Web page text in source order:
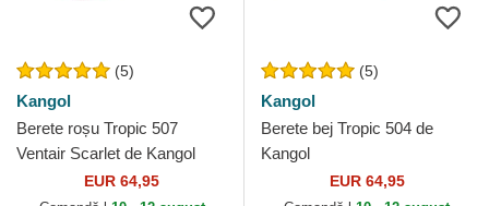
(5)
Kangol
Berete roșu Tropic 507
Ventair Scarlet de Kangol
EUR 64,95
(5)
Kangol
Berete bej Tropic 504 de
Kangol
EUR 64,95